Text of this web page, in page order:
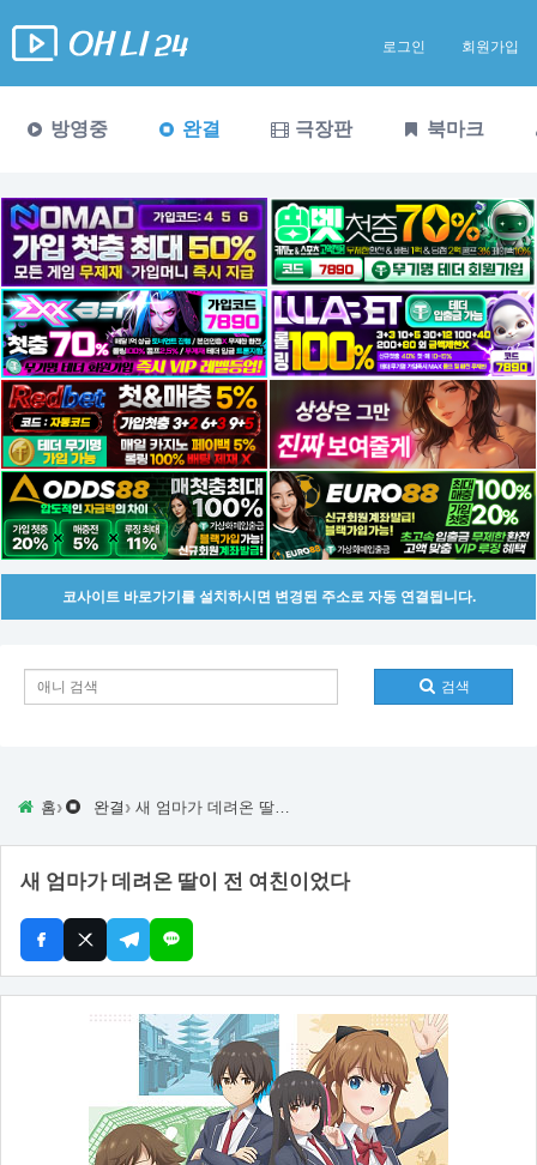
로그인 회원가입
방영중 완결 극장판 북마크
코사이트 바로가기를 설치하시면 변경된 주소로 자동 연결됩니다.
검색
홈› 완결 › 새 엄마가 데려온 딸이 전 여친이었다
새 엄마가 데려온 딸이 전 여친이었다